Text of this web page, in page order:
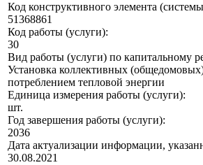
Код конструктивного элемента
51368861
Код работы (услуги):
30
Вид работы (услуги) по капитальному
Установка коллективных
потреблением тепловой энергии
Единица измерения работы (услуги):
шт.
Год завершения работы (услуги):
2036
Дата актуализации информации,
30.08.2021